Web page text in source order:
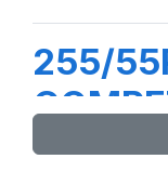
255/